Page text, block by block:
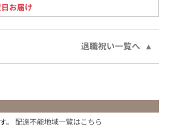
お届け
退職祝い一覧へ
。 配達不能地域一覧はこちら